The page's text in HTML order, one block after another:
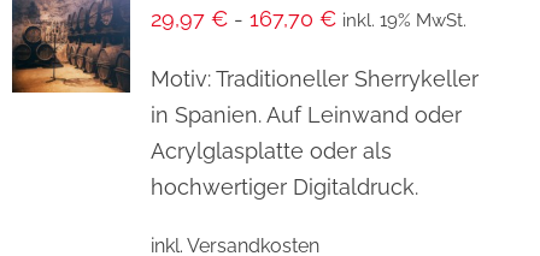
können
auf
der
Produktseite
29,97 €- 167,70 € inkl. 19% MwSt.
Motiv: Traditioneller Sherrykeller
in Spanien. Auf Leinwand oder
Acrylglasplatte oder als
hochwertiger Digitaldruck.
inkl. Versandkosten